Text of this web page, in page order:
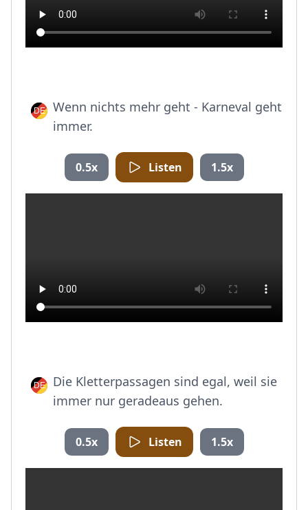
Wenn nichts mehr geht - Karneval geht
immer.
0.5x Listen 1.5x
Die Kletterpassagen sind egal, weil sie
immer nur geradeaus gehen.
0.5x Listen 1.5x